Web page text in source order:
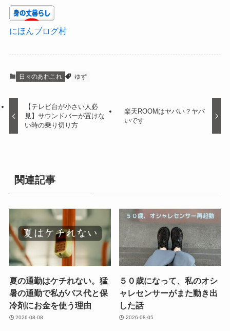
にほんブログ村
日々のあれこれ ゆず
【テレビ台が小さい人必
見】サウンドバーが置けな
い時の乗り切り方
楽天ROOMはヤバい？ヤバ
いです
関連記事
夏の通勤はケチれない。猛
暑の通勤で私がバス代と保
冷剤にお金を使う理由
2026-08-08
５０歳になって、私のオシ
ャレセンサーがまた動き出
した話
2026-08-05